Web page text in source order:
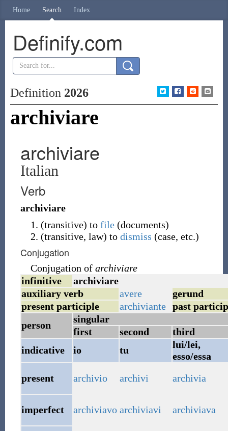
Home Search Index
Definify.com
Definition 2026
archiviare
archiviare
Italian
Verb
archiviare
(transitive) to file (documents)
(transitive, law) to dismiss (case, etc.)
Conjugation
Conjugation of archiviare
infinitive
archiviare
auxiliary verb
avere
gerund
present participle
archiviante
past
person
singular
first
second
third
indicative
io tu
lui/lei,
esso/essa
present
archivio archivi archivia
imperfect archiviavo archiviavi archiviava